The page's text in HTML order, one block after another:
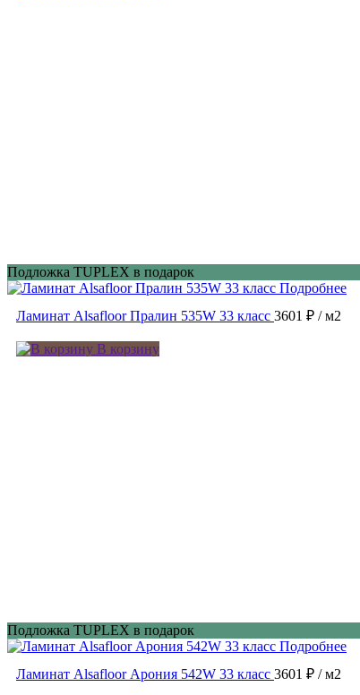
Подложка TUPLEX в подарок
Подробнее
Ламинат Alsafloor Пралин 535W 33 класс 3601 ₽ / м2
В корзину
Подложка TUPLEX в подарок
Подробнее
Ламинат Alsafloor Арония 542W 33 класс 3601 ₽ / м2